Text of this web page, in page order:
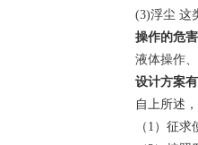
(3)浮尘 这
操作的危
液体操作
设计方案
自上所述
（1）征